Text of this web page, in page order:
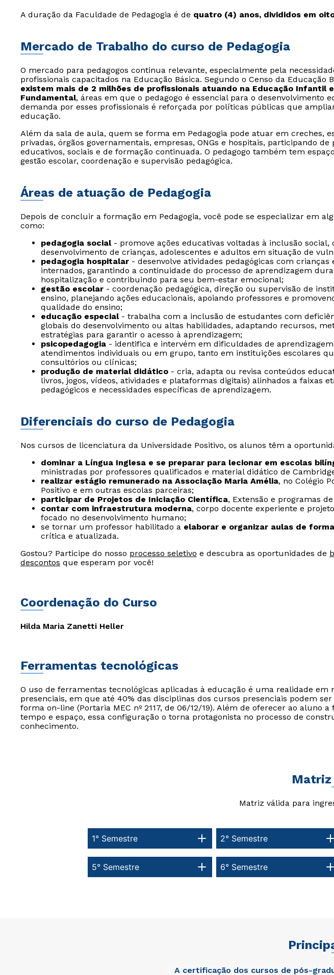
A duração da Faculdade de Pedagogia é de quatro (4) anos, divididos em
Mercado de Trabalho do curso de Pedagogia
O mercado para pedagogos continua relevante, especialmente pela
profissionais capacitados na Educação Básica. Segundo o Censo da Educação
existem mais de 2 milhões de profissionais atuando na Educação Infantil
Fundamental, áreas em que o pedagogo é essencial para o desenvolvimento
demanda por esses profissionais é reforçada por políticas públicas que
educação.
Além da sala de aula, quem se forma em Pedagogia pode atuar em creches,
privadas, órgãos governamentais, empresas, ONGs e hospitais, participando de
educativos, sociais e de formação continuada. O pedagogo também tem
gestão escolar, coordenação e supervisão pedagógica.
Áreas de atuação de Pedagogia
Depois de concluir a formação em Pedagogia, você pode se especializar em
como:
pedagogia social- promove ações educativas voltadas à inclusão social,
desenvolvimento de crianças, adolescentes e adultos em situação de
pedagogia hospitalar - desenvolve atividades pedagógicas com crianças
internados, garantindo a continuidade do processo de aprendizagem
hospitalização e contribuindo para seu bem-estar emocional;
gestão escolar - coordenação pedagógica, direção ou supervisão de
ensino, planejando ações educacionais, apoiando professores e
qualidade do ensino;
educação especial- trabalha com a inclusão de estudantes com
globais do desenvolvimento ou altas habilidades, adaptando recursos,
estratégias para garantir o acesso à aprendizagem;
psicopedagogia - identifica e intervém em dificuldades de
atendimentos individuais ou em grupo, tanto em instituições escolares
consultórios ou clínicas;
produção de material didático - cria, adapta ou revisa conteúdos
livros, jogos, vídeos, atividades e plataformas digitais) alinhados a faixas
pedagógicos e necessidades específicas de aprendizagem.
Diferenciais do curso de Pedagogia
Nos cursos de licenciatura da Universidade Positivo, os alunos têm a
dominar a Língua Inglesa e se preparar para lecionar em escolas
ministradas por professores qualificados e material didático de
realizar estágio remunerado na Associação Maria Amélia, no Colégio
Positivo e em outras escolas parceiras;
participar de Projetos de Iniciação Científica, Extensão e programas
contar com infraestrutura moderna, corpo docente experiente e
focado no desenvolvimento humano;
se tornar um professor habilitado a elaborar e organizar aulas de
crítica e atualizada.
Gostou? Participe do nosso processo seletivo e descubra as oportunidades de
descontos que esperam por você!
Coordenação do Curso
Hilda Maria Zanetti Heller
Ferramentas tecnológicas
O uso de ferramentas tecnológicas aplicadas à educação é uma realidade em
presenciais, em que até 40% das disciplinas dos cursos presenciais podem
forma on-line (Portaria MEC nº 2117, de 06/12/19). Além de oferecer ao aluno
tempo e espaço, essa configuração o torna protagonista no processo de
conhecimento.
Matriz
Matriz válida para
1° Semestre
6° Semestre
5° Semestre
2° Semestre
A certificação dos cursos de pós-
Rápido e fácil
WhatsApp
Rápido e fácil
WhatsApp